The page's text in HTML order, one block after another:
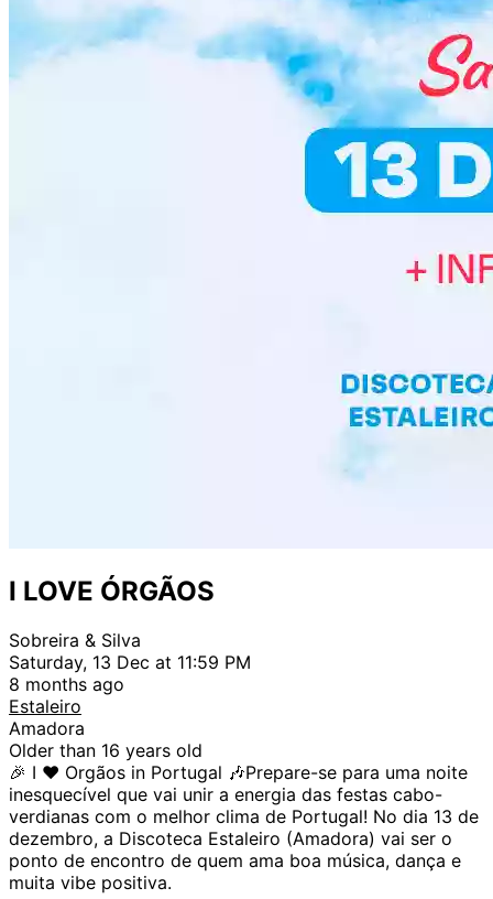
I LOVE ÓRGÃOS
Sobreira & Silva
Saturday, 13 Dec at 11:59 PM
8 months ago
Estaleiro
Amadora
Older than 16 years old
🎉 I ❤️ Orgãos in Portugal 🎶Prepare-se para uma noite
inesquecível que vai unir a energia das festas cabo-
verdianas com o melhor clima de Portugal! No dia 13 de
dezembro, a Discoteca Estaleiro (Amadora) vai ser o
ponto de encontro de quem ama boa música, dança e
muita vibe positiva.